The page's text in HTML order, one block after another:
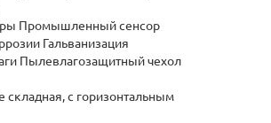
Промышленный сенсор
Гальванизация
Пылевлагозащитный чехол
складная, с горизонтальным